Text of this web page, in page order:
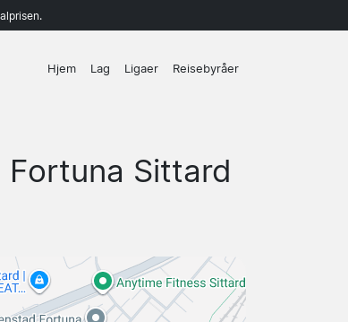
Hjem Lag Ligaer Reisebyråer
Sittard